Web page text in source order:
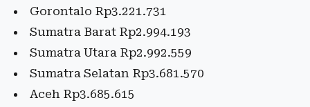
Gorontalo Rp3.221.731
Sumatra Barat Rp2.994.193
Sumatra Utara Rp2.992.559
Sumatra Selatan Rp3.681.570
Aceh Rp3.685.615